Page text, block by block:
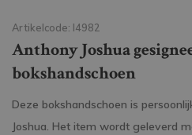
Artikelcode: I4982
Anthony Joshua
bokshandschoen
Deze bokshandschoen is
Joshua. Het item wordt geleverd